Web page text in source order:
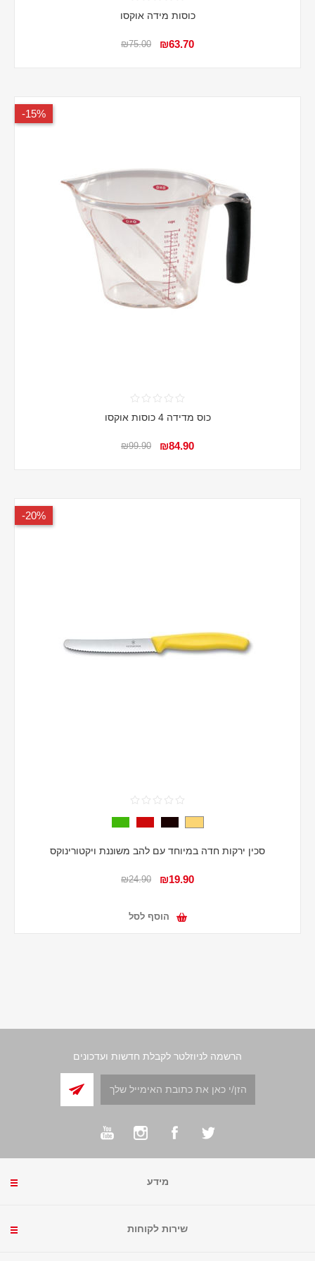
כוסות מידה אוקסו
₪63.70
₪75.00
15%-
כוס מדידה 4 כוסות אוקסו
₪84.90
₪99.90
20%-
סכין ירקות חדה במיוחד עם להב משוננת ויקטורינוקס
₪19.90
₪24.90
הוסף לסל
הרשמה לניוזלטר לקבלת חדשות ועדכונים
מידע
שירות לקוחות